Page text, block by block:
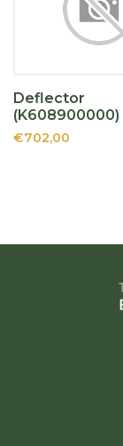
Deflector
(K608900000)
€702,00